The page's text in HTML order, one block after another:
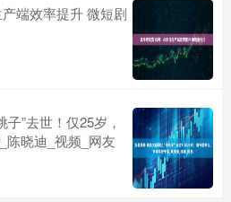
端效率提升 微短剧
”去世！仅25岁，
陈晓迪_视频_网友